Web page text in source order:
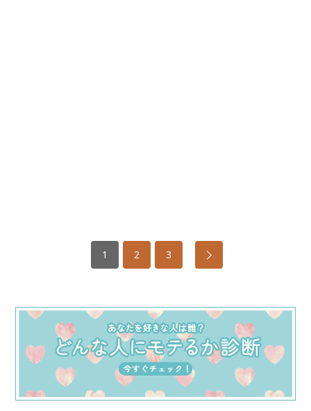
1 2 3